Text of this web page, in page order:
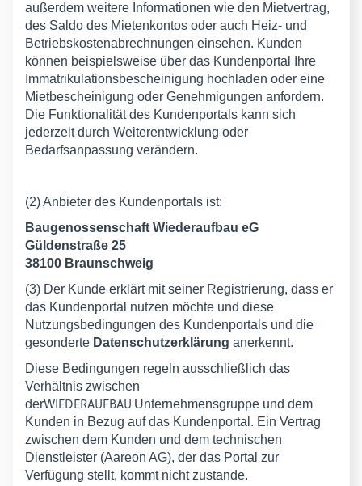
außerdem weitere Informationen wie den Mietvertrag,
des Saldo des Mietenkontos oder auch Heiz- und
Betriebskostenabrechnungen einsehen. Kunden
können beispielsweise über das Kundenportal Ihre
Immatrikulationsbescheinigung hochladen oder eine
Mietbescheinigung oder Genehmigungen anfordern.
Die Funktionalität des Kundenportals kann sich
jederzeit durch Weiterentwicklung oder
Bedarfsanpassung verändern.
(2) Anbieter des Kundenportals ist:
Baugenossenschaft Wiederaufbau eG
Güldenstraße 25
38100 Braunschweig
(3) Der Kunde erklärt mit seiner Registrierung, dass er
das Kundenportal nutzen möchte und diese
Nutzungsbedingungen des Kundenportals und die
gesonderte Datenschutzerklärung anerkennt.
Diese Bedingungen regeln ausschließlich das
Verhältnis zwischen
derWIEDERAUFBAU Unternehmensgruppe und dem
Kunden in Bezug auf das Kundenportal. Ein Vertrag
zwischen dem Kunden und dem technischen
Dienstleister (Aareon AG), der das Portal zur
Verfügung stellt, kommt nicht zustande.